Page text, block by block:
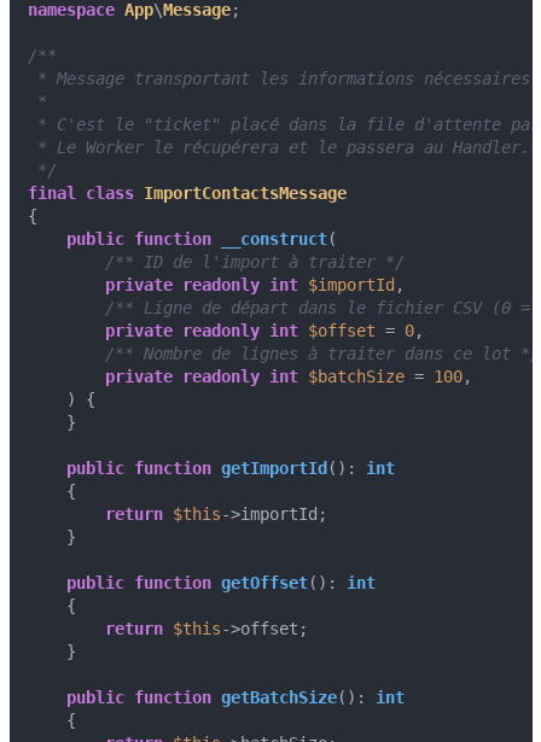
namespace App\Message;
/**
* Message transportant les informations
*
* C'est le "ticket" placé dans la file d'attente par
* Le Worker le récupérera et le passera au Handler.
*/
final
class ImportContactsMessage
{
public function __construct(
/** ID de l'import à traiter */
private
readonly int $importId ,
/** Ligne de départ dans le fichier CSV (0 =
private
readonly int $offset = 0,
/** Nombre de lignes à traiter dans ce lot */
private
readonly int $batchSize = 100,
) {
    }
public function getImportId ( ): int
{
return $this->importId;
    }
public function getOffset( ): int
{
return $this->offset;
    }
public function getBatchSize( ): int
{